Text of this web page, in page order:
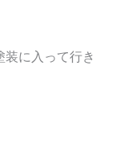
装に入って行き